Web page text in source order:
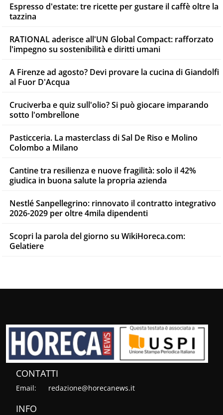
Espresso d'estate: tre ricette per gustare il caffè oltre la
tazzina
RATIONAL aderisce all'UN Global Compact: rafforzato
l'impegno su sostenibilità e diritti umani
A Firenze ad agosto? Devi provare la cucina di Giandolfi
al Fuor D'Acqua
Cruciverba e quiz sull'olio? Si può giocare imparando
sotto l'ombrellone
Pasticceria. La masterclass di Sal De Riso e Molino
Colombo a Milano
Cantine tra resilienza e nuove fragilità: solo il 42%
giudica in buona salute la propria azienda
Nestlé Sanpellegrino: rinnovato il contratto integrativo
2026-2029 per oltre 4mila dipendenti
Scopri la parola del giorno su WikiHoreca.com:
Gelatiere
CONTATTI
Email: redazione@horecanews.it
INFO